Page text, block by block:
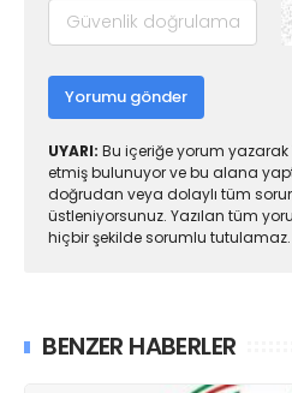
Yorumu gönder
UYARI: Bu içeriğe yorum yazarak
etmiş bulunuyor ve bu alana
doğrudan veya dolaylı tüm
üstleniyorsunuz. Yazılan tüm
hiçbir şekilde sorumlu tutulamaz.
BENZER HABERLER